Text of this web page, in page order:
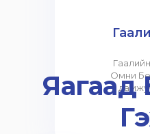
Омни
Яагаад